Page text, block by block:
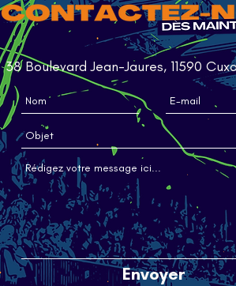
38 Boulevard Jean-Jaures, 11590
Envoyer